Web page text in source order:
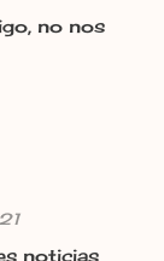
no nos
noticias